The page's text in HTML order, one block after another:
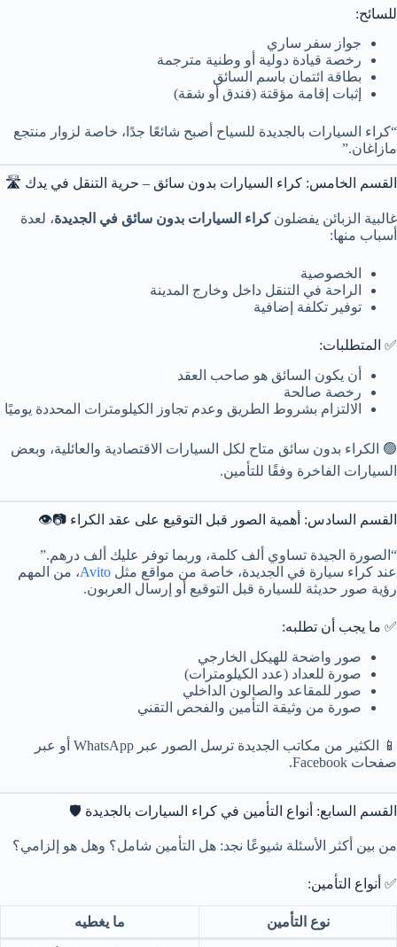
للسائح:
جواز سفر ساري
رخصة قيادة دولية أو وطنية مترجمة
بطاقة ائتمان باسم السائق
إثبات إقامة مؤقتة (فندق أو شقة)
“كراء السيارات بالجديدة للسياح أصبح شائعًا جدًا، خاصة لزوار منتجع
مازاغان.”
القسم الخامس: كراء السيارات بدون سائق – حرية التنقل في يدك 🛣️
غالبية الزبائن يفضلونكراء السيارات بدون سائق في الجديدة، لعدة
أسباب منها:
الخصوصية
الراحة في التنقل داخل وخارج المدينة
توفير تكلفة إضافية
✅ المتطلبات:
أن يكون السائق هو صاحب العقد
رخصة صالحة
الالتزام بشروط الطريق وعدم تجاوز الكيلومترات المحددة يوميًا
🟢 الكراء بدون سائق متاح لكل السيارات الاقتصادية والعائلية، وبعض
السيارات الفاخرة وفقًا للتأمين.
القسم السادس: أهمية الصور قبل التوقيع على عقد الكراء 📷👁️
“الصورة الجيدة تساوي ألف كلمة، وربما توفر عليك ألف درهم.”
عند كراء سيارة في الجديدة، خاصة من مواقع مثل Avito، من المهم
رؤية صور حديثة للسيارة قبل التوقيع أو إرسال العربون.
✅ ما يجب أن تطلبه:
صور واضحة للهيكل الخارجي
صورة للعداد (عدد الكيلومترات)
صور للمقاعد والصالون الداخلي
صورة من وثيقة التأمين والفحص التقني
📱 الكثير من مكاتب الجديدة ترسل الصور عبر WhatsApp أو عبر
صفحات Facebook.
القسم السابع: أنواع التأمين في كراء السيارات بالجديدة 🛡️
من بين أكثر الأسئلة شيوعًا نجد: هل التأمين شامل؟ وهل هو إلزامي؟
✅ أنواع التأمين:
نوع التأمين ما يغطيه